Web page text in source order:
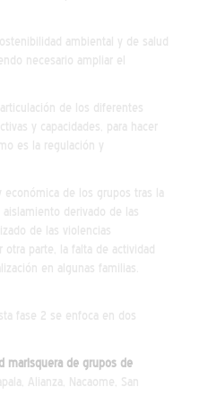
ambiental y de salud
necesario ampliar el
de los diferentes
y capacidades, para hacer
es la regulación y
de los grupos tras la
derivado de las
de las violencias
parte, la falta de actividad
en algunas familias.
fase 2 se enfoca en dos
marisquera de grupos de
Alianza, Nacaome, San